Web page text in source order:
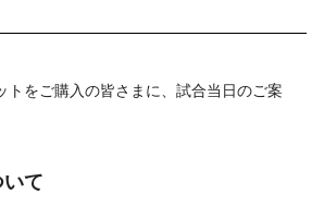
トをご購入の皆さまに、試合当日のご案
て